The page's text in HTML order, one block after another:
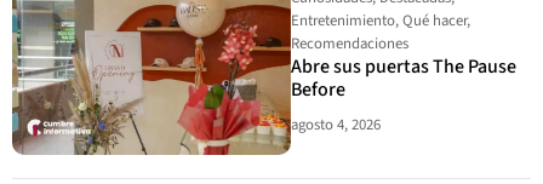
Entretenimiento,Qué hacer,
Recomendaciones
Abre sus puertas The Pause
Before
agosto 4, 2026